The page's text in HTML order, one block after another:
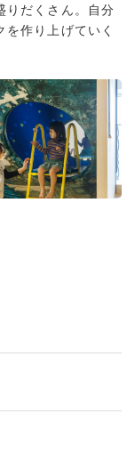
りだくさん。自分
作り上げていく